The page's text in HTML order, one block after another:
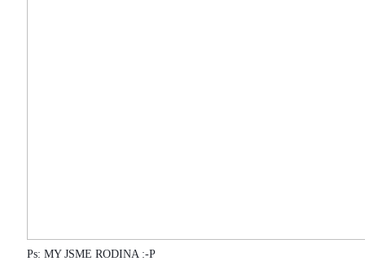
Ps: MY JSME RODINA :-P